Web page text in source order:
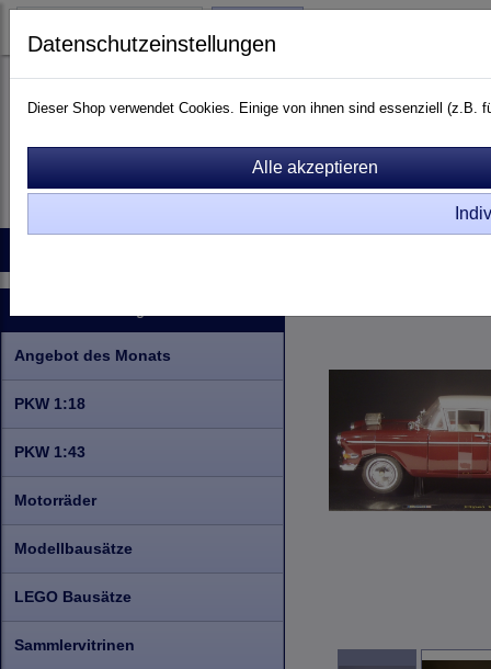
Angebot des Monats
PKW 1:18
PKW 1:43
Motorräder
Modellbausätze
LEGO Bausätze
Sammlervitrinen
Datenschutzeinstellungen
Dieser Shop verwendet Cookies. Einige von ihnen sind essenziell (z.B.